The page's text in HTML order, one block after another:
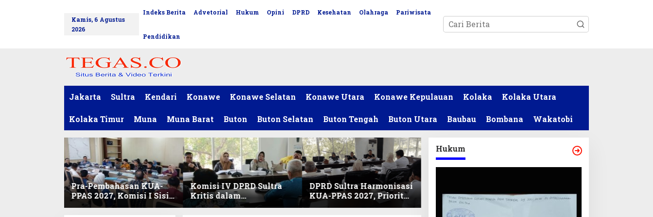
Kamis, 6 Agustus
2026
Indeks Berita Advetorial Hukum Opini DPRD Kesehatan Olahraga Pariwisata
Pendidikan
Jakarta Sultra Kendari Konawe Konawe Selatan Konawe Utara Konawe Kepulauan Kolaka Kolaka Utara
Kolaka Timur Muna Muna Barat Buton Buton Selatan Buton Tengah Buton Utara Baubau Bombana Wakatobi
Pra-Pembahasan KUA-
PPAS 2027, Komisi I Sisir
Program Prioritas
Komisi IV DPRD Sultra
Kritis dalam
Harmonisasi KUA-PPAS
DPRD Sultra Harmonisasi
KUA-PPAS 2027, Prioritas
Pendidikan, Kebudayaan,
Hukum